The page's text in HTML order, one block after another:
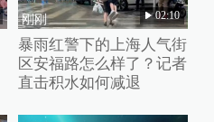
刚刚 02:10
暴雨红警下的上海人气街
区安福路怎么样了？记者
直击积水如何减退